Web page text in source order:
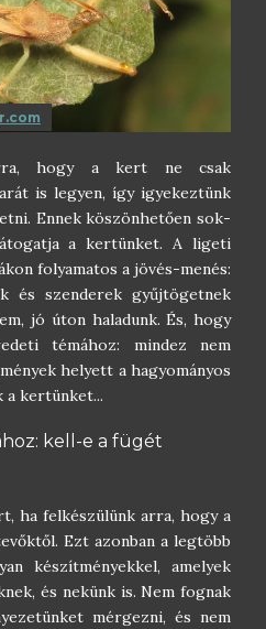
hogy a kert ne csak
is legyen, így igyekeztünk
Ennek köszönhetően sok-
a kertünket. A ligeti
folyamatos a jövés-menés:
és szenderek gyűjtögetnek
jó úton haladunk. És, hogy
témához: mindez nem
helyett a hagyományos
a kertünket...
kell-e a fügét
ha felkészülünk arra, hogy a
Ezt azonban a legtöbb
készítményekkel, amelyek
és nekünk is. Nem fognak
mérgezni, és nem